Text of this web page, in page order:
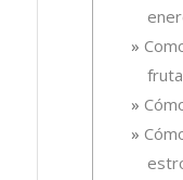
fruta